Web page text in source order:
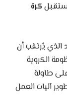
كرة
يُرتقب أن
الكروية
طاولة
آليات العمل